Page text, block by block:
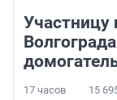
Участницу
17 часов 15